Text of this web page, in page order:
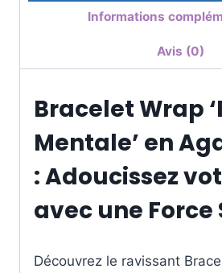
Informations
Avis (0)
Bracelet Wrap
Mentale’ en
: Adoucissez
avec une Force
Découvrez le ravissant